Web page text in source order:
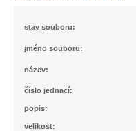
stav souboru:
jméno souboru:
název:
číslo jednací:
popis:
velikost: